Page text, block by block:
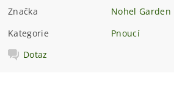
Značka
Nohel Garden
Kategorie
Pnoucí
Dotaz